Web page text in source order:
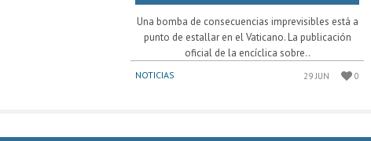
Una bomba de consecuencias imprevisibles está a
punto de estallar en el Vaticano. La publicación
oficial de la encíclica sobre..
NOTICIAS 29 JUN 0